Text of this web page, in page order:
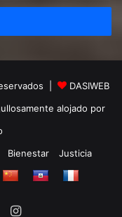
|
DASIWEB
alojado por
Bienestar
Justicia
Instagram